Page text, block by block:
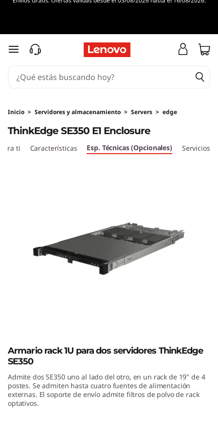
h
E
g
E
n
Ir al contenido principal
Inicio > Servidores y almacenamiento > Servers > edge
ThinkEdge SE350 E1 Enclosure
ti Características Esp. Técnicas (Opcionales) Servicios
Armario rack 1U para dos servidores ThinkEdge
SE350
Admite dos SE350 uno al lado del otro, en un rack de 19" de 4
postes. Se admiten hasta cuatro fuentes de alimentación
externas. El soporte de envío admite filtros de polvo de rack
optativos.